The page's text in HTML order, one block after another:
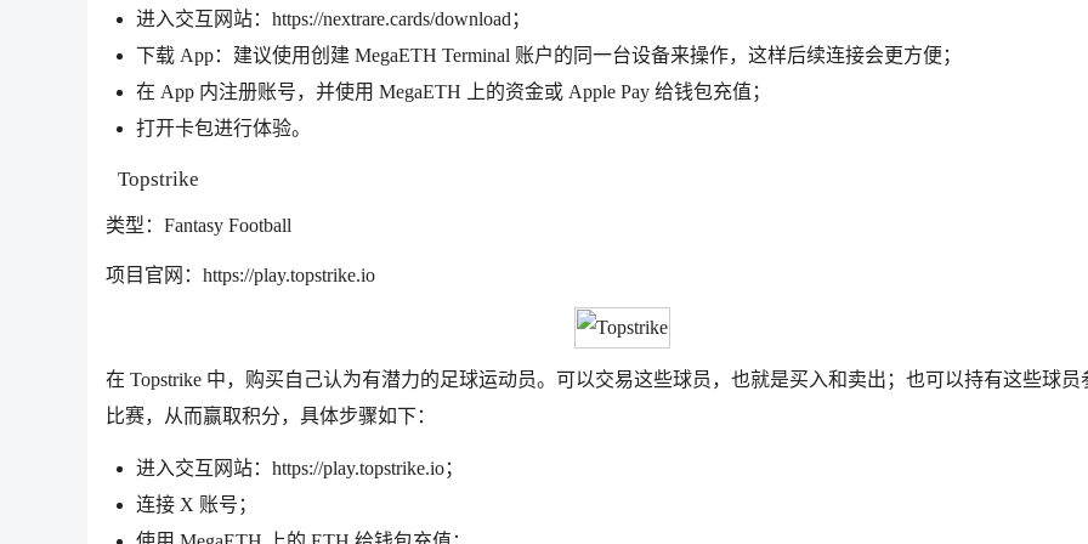
进入交互网站：https://nextrare.cards/download；
下载 App：建议使用创建 MegaETH Terminal 账户的同一台设备来操作，这样后续连接会更方便；
在 App 内注册账号，并使用 MegaETH 上的资金或 Apple Pay 给钱包充值；
打开卡包进行体验。
Topstrike
类型：Fantasy Football
项目官网：https://play.topstrike.io
在 Topstrike 中，购买自己认为有潜力的足球运动员。可以交易这些球员，也就是买入和卖出；也可以持有这些球员
比赛，从而赢取积分，具体步骤如下：
进入交互网站：https://play.topstrike.io；
连接 X 账号；